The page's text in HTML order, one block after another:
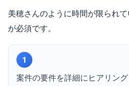
美穂さんのように時間が限られ
が必須です。
1
案件の要件を詳細にヒアリン